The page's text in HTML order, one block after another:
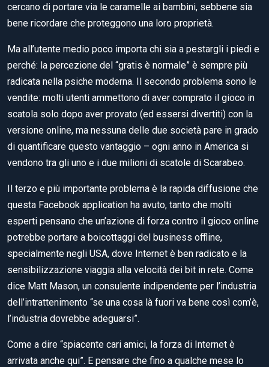
cercano di portare via le caramelle ai bambini, sebbene sia
bene ricordare che proteggono una loro proprietà.
Ma all’utente medio poco importa chi sia a pestargli i piedi e
perché: la percezione del “gratis è normale” è sempre più
radicata nella psiche moderna. Il secondo problema sono le
vendite: molti utenti ammettono di aver comprato il gioco in
scatola solo dopo aver provato (ed essersi divertiti) con la
versione online, ma nessuna delle due società pare in grado
di quantificare questo vantaggio – ogni anno in America si
vendono tra gli uno e i due milioni di scatole di Scarabeo.
Il terzo e più importante problema è la rapida diffusione che
questa Facebook application ha avuto, tanto che molti
esperti pensano che un’azione di forza contro il gioco online
potrebbe portare a boicottaggi del business offline,
specialmente negli USA, dove Internet è ben radicato e la
sensibilizzazione viaggia alla velocità dei bit in rete. Come
dice Matt Mason, un consulente indipendente per l’industria
dell’intrattenimento “se una cosa là fuori va bene così com’è,
l’industria dovrebbe adeguarsi”.
Come a dire “spiacente cari amici, la forza di Internet è
arrivata anche qui”. E pensare che fino a qualche mese lo